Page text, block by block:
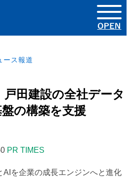
ース報道
田建設の全社データ
の構築を支援
PR TIMES
AIを企業の成長エンジンへと進化